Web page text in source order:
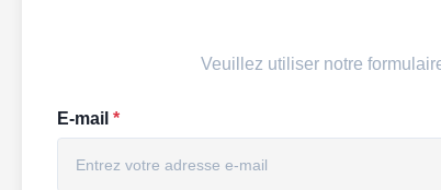
Veuillez utiliser notre
E-mail *